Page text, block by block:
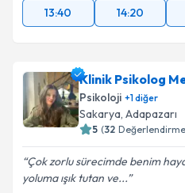
13:40
14:20
Klinik Psikolog
Psikoloji +1diğer
Sakarya, Adapazarı
5 (32
Çok zorlu sürecimde benim
yoluma ışık tutan ve...